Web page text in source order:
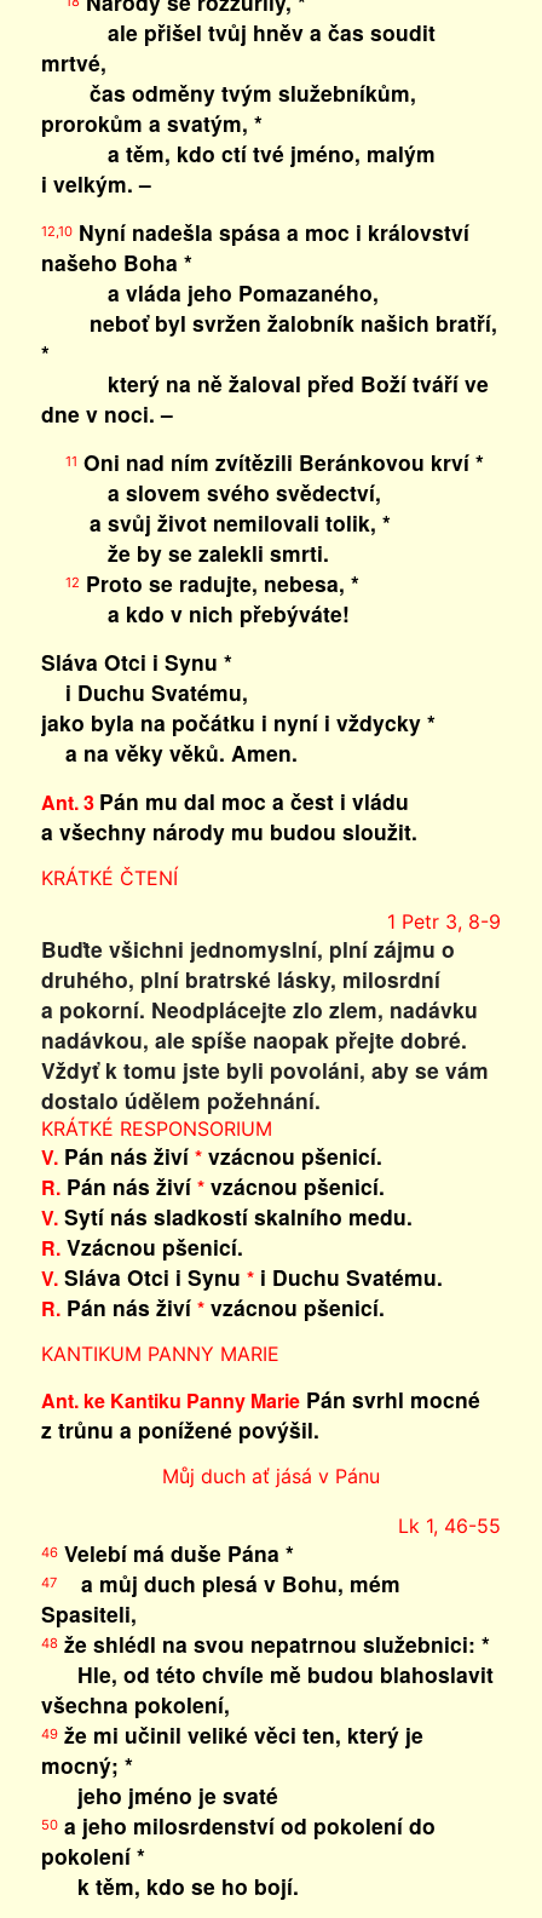
ale přišel tvůj hněv a čas soudit
mrtvé,
čas odměny tvým služebníkům,
prorokům a svatým, *
a těm, kdo ctí tvé jméno, malým
i velkým. –
12,10Nyní nadešla spása a moc i království
našeho Boha *
a vláda jeho Pomazaného,
neboť byl svržen žalobník našich bratří,
*
který na ně žaloval před Boží tváří ve
dne v noci. –
11 Oni nad ním zvítězili Beránkovou krví *
a slovem svého svědectví,
a svůj život nemilovali tolik, *
že by se zalekli smrti.
12 Proto se radujte, nebesa, *
a kdo v nich přebýváte!
Sláva Otci i Synu *
i Duchu Svatému,
jako byla na počátku i nyní i vždycky *
a na věky věků. Amen.
Ant. 3 Pán mu dal moc a čest i vládu
a všechny národy mu budou sloužit.
KRÁTKÉ ČTENÍ
1 Petr 3, 8-9
Buďte všichni jednomyslní, plní zájmu o
druhého, plní bratrské lásky, milosrdní
a pokorní. Neodplácejte zlo zlem, nadávku
nadávkou, ale spíše naopak přejte dobré.
Vždyť k tomu jste byli povoláni, aby se vám
dostalo údělem požehnání.
KRÁTKÉ RESPONSORIUM
V.Pán nás živí *vzácnou pšenicí.
R.Pán nás živí *vzácnou pšenicí.
V.Sytí nás sladkostí skalního medu.
R.Vzácnou pšenicí.
V.Sláva Otci i Synu *i Duchu Svatému.
R.Pán nás živí *vzácnou pšenicí.
KANTIKUM PANNY MARIE
Ant. ke Kantiku Panny Marie Pán svrhl mocné
z trůnu a ponížené povýšil.
Můj duch ať jásá v Pánu
Lk 1, 46-55
46Velebí má duše Pána *
47a můj duch plesá v Bohu, mém
Spasiteli,
48 že shlédl na svou nepatrnou služebnici: *
Hle, od této chvíle mě budou blahoslavit
všechna pokolení,
49že mi učinil veliké věci ten, který je
mocný; *
jeho jméno je svaté
50a jeho milosrdenství od pokolení do
pokolení *
k těm, kdo se ho bojí.